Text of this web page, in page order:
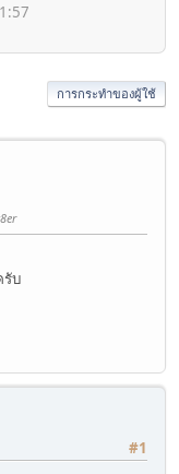
การกระทำของผู้ใช้
รับ
#1